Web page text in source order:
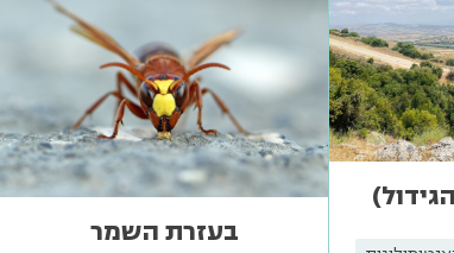
בעזרת השמר